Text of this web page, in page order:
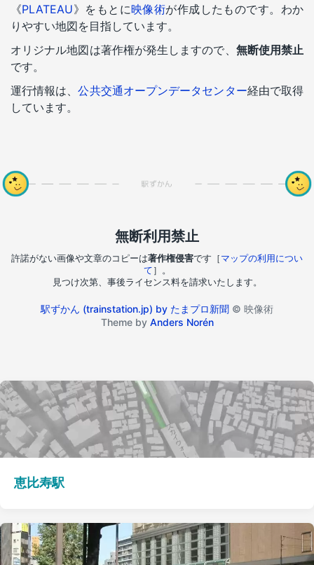
《PLATEAU》をもとに映像術が作成したものです。わか
りやすい地図を目指しています。
オリジナル地図は著作権が発生しますので、 無断使用禁止
です。
運行情報は、公共交通オープンデータセンター経由で取得
しています。
無断利用禁止
許諾がない画像や文章のコピーは著作権侵害です［ マップの利用につい
て ］。
見つけ次第、事後ライセンス料を請求いたします。
駅ずかん (trainstation.jp) by たまプロ新聞 © 映像術
Theme by Anders Norén
恵比寿駅